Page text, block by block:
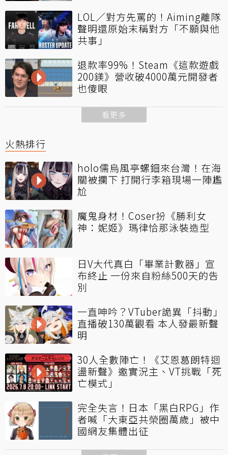
LOL／對方先罵的！Aiming離隊
聲明還原始末稱對方「不願與他
共事」
退款率99%！Steam《這款遊戲
200鎂》營收破4000萬元開發者
也傻眼
看更多
火熱排行
holo儒烏風亭螺鈿來台灣！在海
關被攔下 打開行李箱現場一陣尷
尬
魔鬼身材！Coser扮《勝利女
神：妮姬》瑪律恰那泳裝造型
日V大代真白「畢業計數器」宣
布終止 一份來自粉絲500天的告
別
一直呻吟？VTuber詭異「抖動」
直播破130萬觀看 本人發最新聲
明
30人全數陣亡！《艾恩葛朗特迴
盪新聲》邀實況主、VT挑戰「死
亡模式」
完全失言！日本「黑白RPG」作
者喊「大東亞共榮圈萬歲」被中
國網友集體出征